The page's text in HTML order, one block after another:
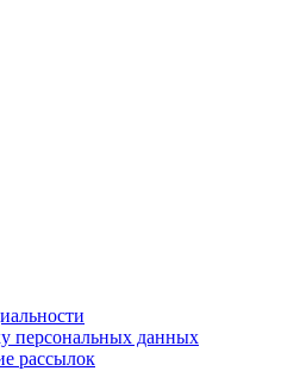
персональных данных
рассылок